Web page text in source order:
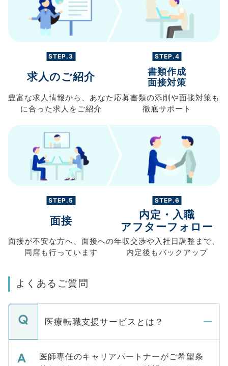
STEP.3
求人のご紹介
豊富な求人情報から、 あなた
に合った求人を ご紹介
STEP.4
書類作成
面接対策
応募書類の添削や面接対策も
徹底サポート
STEP.5
面接
面接が不安な方へ、 面接への
同席も行っています
STEP.6
内定・入職
アフターフォロー
年収交渉や入社日調整まで、
内定後もバックアップ
よくあるご質問
医療転職支援サービスとは？
医師専任のキャリアパートナーがご希望条